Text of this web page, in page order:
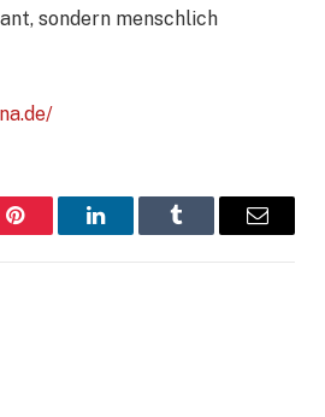
sondern menschlich
Pinterest LinkedInTumblr
E-